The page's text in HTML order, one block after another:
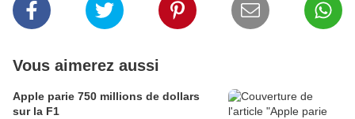
Vous aimerez aussi
Apple parie 750 millions de dollars
sur la F1